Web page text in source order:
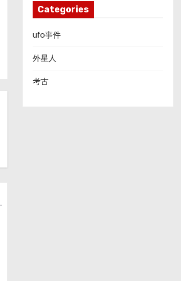
Categories
ufo事件
外星人
考古